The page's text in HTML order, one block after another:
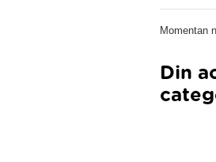
Momentan
Din